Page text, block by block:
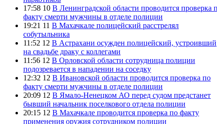
17:58 10 В Ленинградской области проводится проверка
факту смерти мужчины в отделе полиции
19:21 11 В Махачкале полицейский расстрелял
собутыльника
11:52 12 В Астрахани осужден полицейский, устроивший
на свадьбе драку с коллегами
11:56 12 В Орловской области сотрудница полиции
подозревается в нападении на соседку
12:32 12 В Ивановской области проводится проверка по
факту смерти мужчины в отделе полиции
20:09 12 В Ямало-Ненецком АО перед судом предстанет
бывший начальник поселкового отдела полиции
20:15 12 В Махачкале проводится проверка по факту
применения оружия сотрудником полиции